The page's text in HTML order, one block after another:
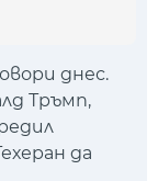
днес.
Тръмп,
да